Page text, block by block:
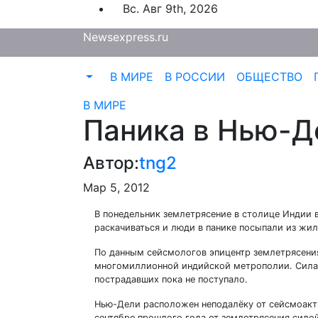
к
Вс. Авг 9th, 2026
Newsexpress.ru
В МИРЕ В РОССИИ ОБЩЕСТВО
В МИРЕ
Паника в Нью-
Автор:tng2
Мар 5, 2012
В понедельник землетрясение в столице
раскачиваться и люди в панике посыпали из
По данным сейсмологов эпицентр
многомиллионной индийской метрополии.
пострадавших пока не поступало.
Нью-Дели расположен неподалёку от